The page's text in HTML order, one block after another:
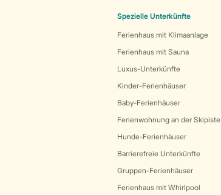
Spezielle Unterkünfte
Ferienhaus mit Klimaanlage
Ferienhaus mit Sauna
Luxus-Unterkünfte
Kinder-Ferienhäuser
Baby-Ferienhäuser
Ferienwohnung an der Skipiste
Hunde-Ferienhäuser
Barrierefreie Unterkünfte
Gruppen-Ferienhäuser
Ferienhaus mit Whirlpool